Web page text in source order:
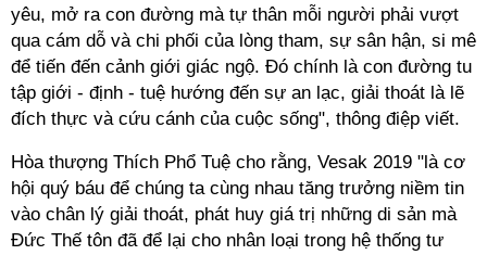
yêu, mở ra con đường mà tự thân mỗi người phải vượt
qua cám dỗ và chi phối của lòng tham, sự sân hận, si mê
để tiến đến cảnh giới giác ngộ. Đó chính là con đường tu
tập giới - định - tuệ hướng đến sự an lạc, giải thoát là lẽ
đích thực và cứu cánh của cuộc sống", thông điệp viết.
Hòa thượng Thích Phổ Tuệ cho rằng, Vesak 2019 "là cơ
hội quý báu để chúng ta cùng nhau tăng trưởng niềm tin
vào chân lý giải thoát, phát huy giá trị những di sản mà
Đức Thế tôn đã để lại cho nhân loại trong hệ thống tư